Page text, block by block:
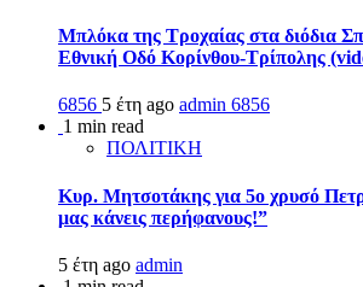
Μπλόκα της Τροχαίας στα διόδια
Εθνική Οδό Κορίνθου-Τρίπολης
6856 5 έτη ago admin 6856
1 min read
ΠΟΛΙΤΙΚΗ
Κυρ. Μητσοτάκης για 5ο χρυσό
μας κάνεις περήφανους!”
5 έτη ago admin